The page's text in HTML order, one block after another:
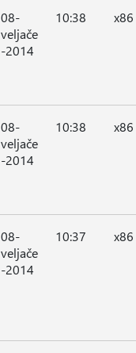
08-
veljače
-2014
10:38 x86
08-
veljače
-2014
10:38 x86
08-
veljače
-2014
10:37 x86